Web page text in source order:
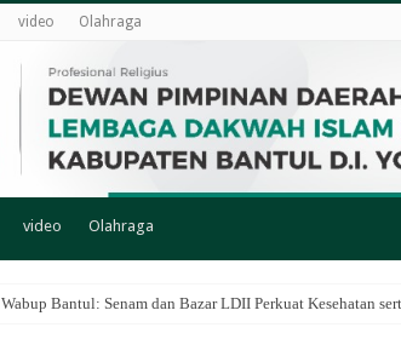
video Olahraga
video Olahraga
Wabup Bantul: Senam dan Bazar LDII Perkuat Kesehatan